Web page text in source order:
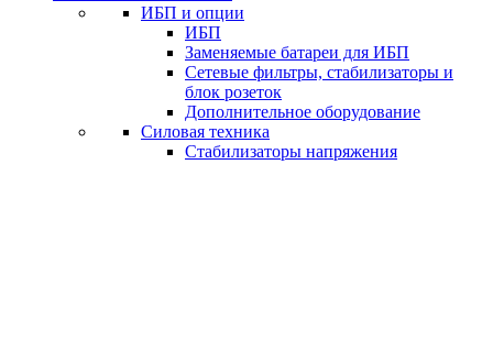
ИБП и опции
ИБП
Заменяемые батареи для ИБП
Сетевые фильтры, стабилизаторы и
блок розеток
Дополнительное оборудование
Силовая техника
Стабилизаторы напряжения